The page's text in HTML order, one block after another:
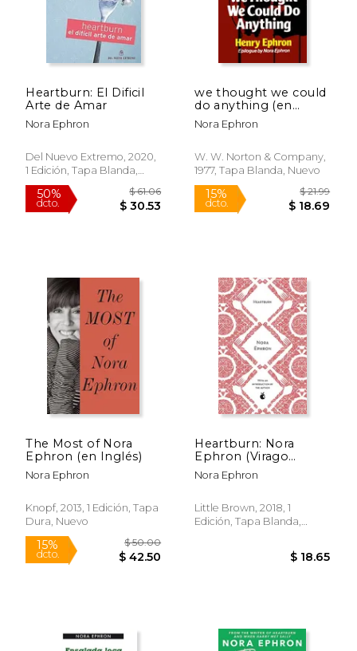
Rápido
Heartburn: El Dificil
Arte de Amar
Nora Ephron
Del Nuevo Extremo, 2020,
1 Edición, Tapa Blanda,
Nuevo
we thought we could
do anything (en
Inglés)
Nora Ephron
W. W. Norton & Company,
1977, Tapa Blanda, Nuevo
The Most of Nora
Ephron (en Inglés)
Nora Ephron
Knopf, 2013, 1 Edición, Tapa
Dura, Nuevo
Heartburn: Nora
Ephron (Virago
Modern Classics) (en
Inglés)
Nora Ephron
Little Brown, 2018, 1
Edición, Tapa Blanda,